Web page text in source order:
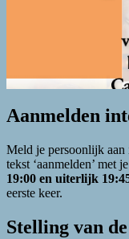
Aanmelden
Meld je persoonlijk
tekst ‘aanmelden’ met
19:00 en uiterlijk
eerste keer.
Stelling van